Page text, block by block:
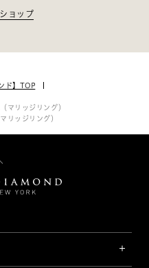
ョップ
ド】TOP
マリッジリング）
リッジリング）